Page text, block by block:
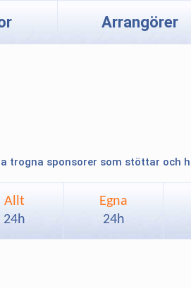
Arrangörer
trogna sponsorer som stöttar och
Allt
24h
Egna
24h